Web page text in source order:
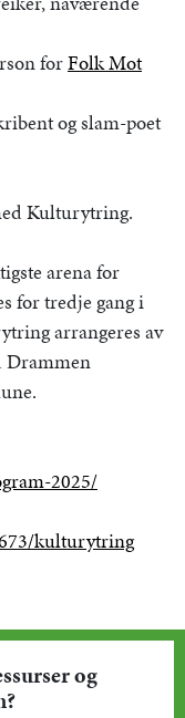
forFolk Mot
og slam-poet
Kulturytring.
arena for
for tredje gang i
arrangeres av
Drammen
2025/
kulturytring
og